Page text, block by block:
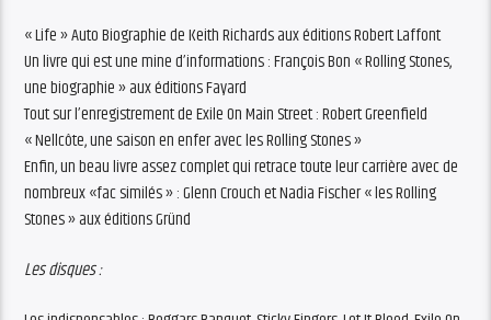
« Life » Auto Biographie de Keith Richards aux éditions Robert Laffont
Un livre qui est une mine d’informations : François Bon « Rolling Stones,
une biographie » aux éditions Fayard
Tout sur l’enregistrement de Exile On Main Street : Robert Greenfield
« Nellcôte, une saison en enfer avec les Rolling Stones »
Enfin, un beau livre assez complet qui retrace toute leur carrière avec de
nombreux «fac similés » : Glenn Crouch et Nadia Fischer « les Rolling
Stones » aux éditions Gründ
Les disques :